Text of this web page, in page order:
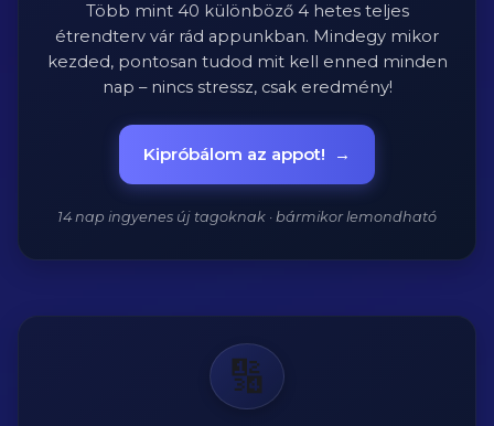
Több mint 40 különböző 4 hetes teljes
étrendterv vár rád appunkban. Mindegy mikor
kezded, pontosan tudod mit kell enned minden
nap – nincs stressz, csak eredmény!
Kipróbálom az appot! →
14 nap ingyenes új tagoknak · bármikor lemondható
🔢